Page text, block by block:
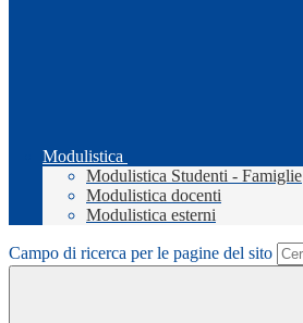
Modulistica
Modulistica Studenti - Famiglie
Modulistica docenti
Modulistica esterni
Campo di ricerca per le pagine del sito